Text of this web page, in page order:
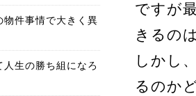
件事情で大きく異
生の勝ち組になろ
ですが
きるの
しかし
るのか